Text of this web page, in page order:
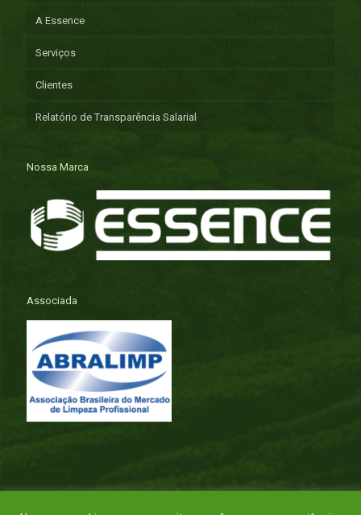
A Essence
Serviços
Clientes
Relatório de Transparência Salarial
Nossa Marca
Associada